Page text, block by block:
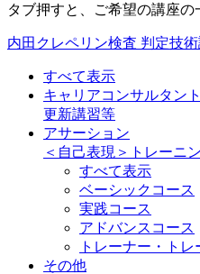
タブ押すと、ご希望の講座の
内田クレペリン検査 判定技
すべて表示
キャリアコンサルタント
更新講習等
アサーション
＜自己表現＞トレーニ
すべて表示
ベーシックコース
実践コース
アドバンスコース
トレーナー・ト
その他